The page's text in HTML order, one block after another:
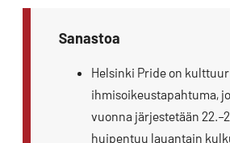
Sanastoa
Helsinki Pride on
ihmisoikeustapahtuma,
vuonna järjestetään
huipentuu lauantain